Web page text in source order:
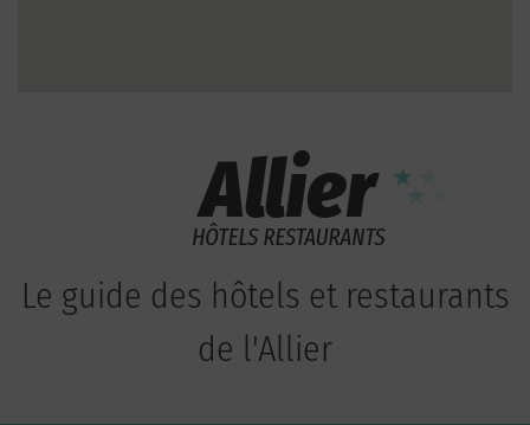
Le guide des hôtels et restaurants
de l'Allier